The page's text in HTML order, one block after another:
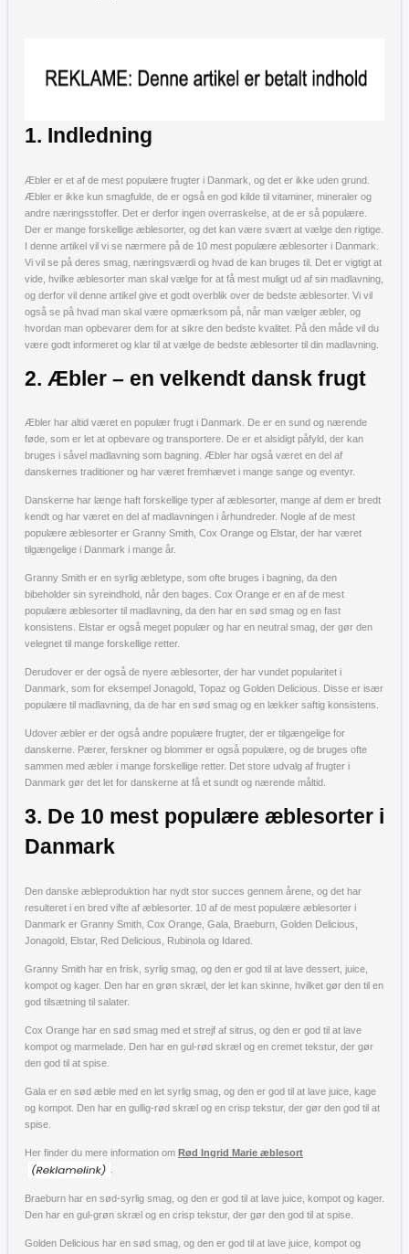
1. Indledning
Æbler er et af de mest populære frugter i Danmark, og det er ikke uden grund.
Æbler er ikke kun smagfulde, de er også en god kilde til vitaminer, mineraler og
andre næringsstoffer. Det er derfor ingen overraskelse, at de er så populære.
Der er mange forskellige æblesorter, og det kan være svært at vælge den rigtige.
I denne artikel vil vi se nærmere på de 10 mest populære æblesorter i Danmark.
Vi vil se på deres smag, næringsværdi og hvad de kan bruges til. Det er vigtigt at
vide, hvilke æblesorter man skal vælge for at få mest muligt ud af sin madlavning,
og derfor vil denne artikel give et godt overblik over de bedste æblesorter. Vi vil
også se på hvad man skal være opmærksom på, når man vælger æbler, og
hvordan man opbevarer dem for at sikre den bedste kvalitet. På den måde vil du
være godt informeret og klar til at vælge de bedste æblesorter til din madlavning.
2. Æbler – en velkendt dansk frugt
Æbler har altid været en populær frugt i Danmark. De er en sund og nærende
føde, som er let at opbevare og transportere. De er et alsidigt påfyld, der kan
bruges i såvel madlavning som bagning. Æbler har også været en del af
danskernes traditioner og har været fremhævet i mange sange og eventyr.
Danskerne har længe haft forskellige typer af æblesorter, mange af dem er bredt
kendt og har været en del af madlavningen i århundreder. Nogle af de mest
populære æblesorter er Granny Smith, Cox Orange og Elstar, der har været
tilgængelige i Danmark i mange år.
Granny Smith er en syrlig æbletype, som ofte bruges i bagning, da den
bibeholder sin syreindhold, når den bages. Cox Orange er en af de mest
populære æblesorter til madlavning, da den har en sød smag og en fast
konsistens. Elstar er også meget populær og har en neutral smag, der gør den
velegnet til mange forskellige retter.
Derudover er der også de nyere æblesorter, der har vundet popularitet i
Danmark, som for eksempel Jonagold, Topaz og Golden Delicious. Disse er især
populære til madlavning, da de har en sød smag og en lækker saftig konsistens.
Udover æbler er der også andre populære frugter, der er tilgængelige for
danskerne. Pærer, ferskner og blommer er også populære, og de bruges ofte
sammen med æbler i mange forskellige retter. Det store udvalg af frugter i
Danmark gør det let for danskerne at få et sundt og nærende måltid.
3. De 10 mest populære æblesorter i
Danmark
Den danske æbleproduktion har nydt stor succes gennem årene, og det har
resulteret i en bred vifte af æblesorter. 10 af de mest populære æblesorter i
Danmark er Granny Smith, Cox Orange, Gala, Braeburn, Golden Delicious,
Jonagold, Elstar, Red Delicious, Rubinola og Idared.
Granny Smith har en frisk, syrlig smag, og den er god til at lave dessert, juice,
kompot og kager. Den har en grøn skræl, der let kan skinne, hvilket gør den til en
god tilsætning til salater.
Cox Orange har en sød smag med et strejf af sitrus, og den er god til at lave
kompot og marmelade. Den har en gul-rød skræl og en cremet tekstur, der gør
den god til at spise.
Gala er en sød æble med en let syrlig smag, og den er god til at lave juice, kage
og kompot. Den har en gullig-rød skræl og en crisp tekstur, der gør den god til at
spise.
Her finder du mere information om Rød Ingrid Marie æblesort
Braeburn har en sød-syrlig smag, og den er god til at lave juice, kompot og kager.
Den har en gul-grøn skræl og en crisp tekstur, der gør den god til at spise.
Golden Delicious har en sød smag, og den er god til at lave juice, kompot og